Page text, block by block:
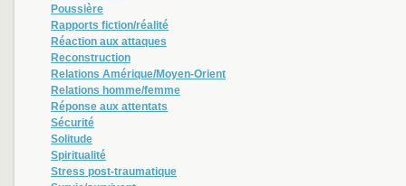
Poussière
Rapports fiction/réalité
Réaction aux attaques
Reconstruction
Relations Amérique/Moyen-Orient
Relations homme/femme
Réponse aux attentats
Sécurité
Solitude
Spiritualité
Stress post-traumatique